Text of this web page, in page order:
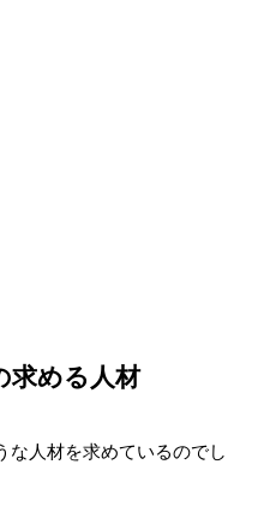
求める人材
な人材を求めているのでし